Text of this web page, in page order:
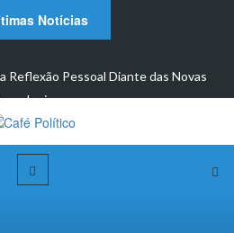
Notícias
de São João na Maçonaria